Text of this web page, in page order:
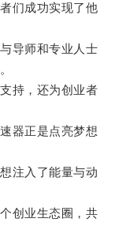
们成功实现了他
导师和专业人士
持，还为创业者
器正是点亮梦想
注入了能量与动
创业生态圈，共